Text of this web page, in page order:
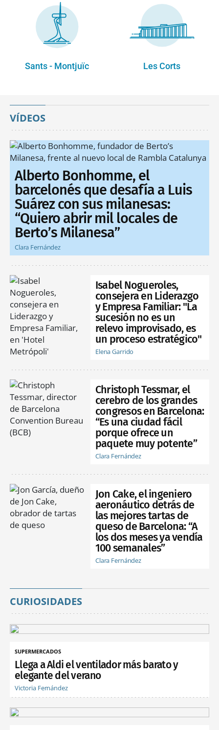
Sants - Montjuïc Les Corts
VÍDEOS
Alberto Bonhomme, el
barcelonés que desafía a Luis
Suárez con sus milanesas:
“Quiero abrir mil locales de
Berto’s Milanesa”
Clara Fernández
Isabel Nogueroles,
consejera en Liderazgo
y Empresa Familiar: "La
sucesión no es un
relevo improvisado, es
un proceso estratégico"
Elena Garrido
Christoph Tessmar, el
cerebro de los grandes
congresos en Barcelona:
“Es una ciudad fácil
porque ofrece un
paquete muy potente”
Clara Fernández
Jon Cake, el ingeniero
aeronáutico detrás de
las mejores tartas de
queso de Barcelona: “A
los dos meses ya vendía
100 semanales”
Clara Fernández
CURIOSIDADES
SUPERMERCADOS
Llega a Aldi el ventilador más barato y
elegante del verano
Victoria Fernández